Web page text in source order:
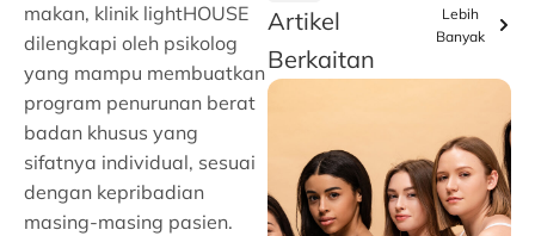
makan, klinik lightHOUSE
dilengkapi oleh psikolog
yang mampu membuatkan
program penurunan berat
badan khusus yang
sifatnya individual, sesuai
dengan kepribadian
masing-masing pasien.
Artikel
Berkaitan
Lebih
Banyak